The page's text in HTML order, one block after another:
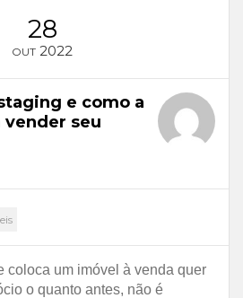
28
OUT 2022
e como a
seu
coloca um imóvel à venda quer
o quanto antes, não é